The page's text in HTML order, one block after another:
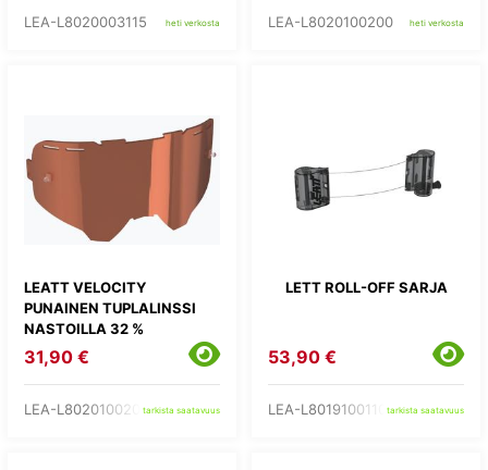
LEA-L8020003115 heti verkosta LEA-L8020100200 heti verkosta
LEATT VELOCITY
PUNAINEN TUPLALINSSI
NASTOILLA 32 %
31,90 €
LEA-L8020100201tarkista saatavuus
LETT ROLL-OFF SARJA
53,90 €
LEA-L8019100110 tarkista saatavuus